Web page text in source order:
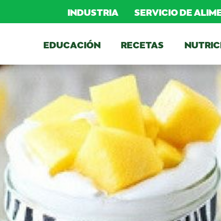
INDUSTRIA SERVICIO DE
EDUCACIÓN RECETAS